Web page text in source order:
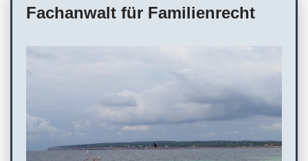
Fachanwalt für Familienrecht